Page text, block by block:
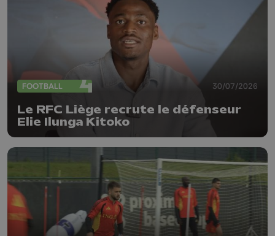
FOOTBALL 30/07/2026
Le RFC Liège recrute le défenseur
Elie Ilunga Kitoko